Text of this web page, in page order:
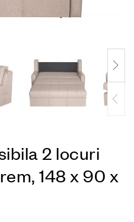
2 locuri
148 x 90 x